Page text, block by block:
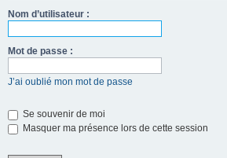
Nom d’utilisateur :
Mot de passe :
J’ai oublié mon mot de passe
Se souvenir de moi
Masquer ma présence lors de cette session